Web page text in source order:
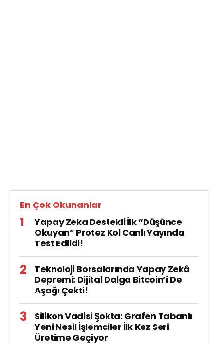
En Çok Okunanlar
Yapay Zeka Destekli İlk “Düşünce
Okuyan” Protez Kol Canlı Yayında
Test Edildi!
Teknoloji Borsalarında Yapay Zekâ
Depremi: Dijital Dalga Bitcoin’i De
Aşağı Çekti!
Silikon Vadisi Şokta: Grafen Tabanlı
Yeni Nesil İşlemciler İlk Kez Seri
Üretime Geçiyor